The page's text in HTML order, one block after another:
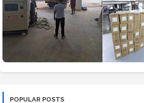
POPULAR POSTS